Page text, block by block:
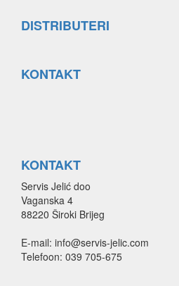
DISTRIBUTERI
KONTAKT
KONTAKT
Servis Jelić doo
Vaganska 4
88220 Široki Brijeg
E-mail: info@servis-jelic.com
Telefoon: 039 705-675